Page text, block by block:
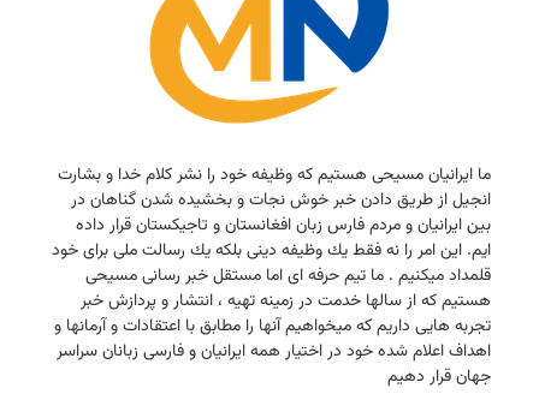
ما ایرانیان مسیحی هستیم كه وظیفه خود را نشر كلام خدا و بشارت
انجیل از طریق دادن خبر خوش نجات و بخشیده شدن گناهان در
بین ایرانیان و مردم فارس زبان افغانستان و تاجیكستان قرار داده
ایم. این امر را نه فقط یك وظیفه دینی بلكه یك رسالت ملی برای خود
قلمداد میكنیم . ما تیم حرفه ای اما مستقل خبر رسانی مسیحی
هستیم كه از سالها خدمت در زمینه تهیه ، انتشار و پردازش خبر
تجربه هایی داریم كه میخواهیم آنها را مطابق با اعتقادات و آرمانها و
اهداف اعلام شده خود در اختیار همه ایرانیان و فارسی زبانان سراسر
جهان قرار دهیم